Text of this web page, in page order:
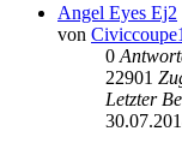
Angel Eyes Ej2
von
0
22901
Letzter